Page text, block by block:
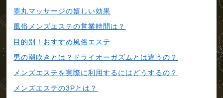
睾丸マッサージの嬉しい効果
風俗メンズエステの営業時間は？
目的別！おすすめ風俗エステ
男の潮吹きとは？ドライオーガズムとは違うの？
メンズエステを実際に利用するにはどうするの？
メンズエステの3Pとは？